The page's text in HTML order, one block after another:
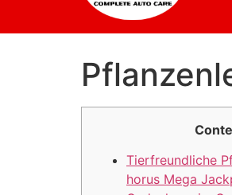
Tierfreundliche
horus Mega